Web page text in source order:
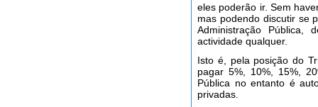
eles poderão ir. Sem
mas podendo discutir se
Administração Pública,
actividade qualquer.
Isto é, pela posição do
pagar 5%, 10%, 15%,
Pública no entanto é
privadas.